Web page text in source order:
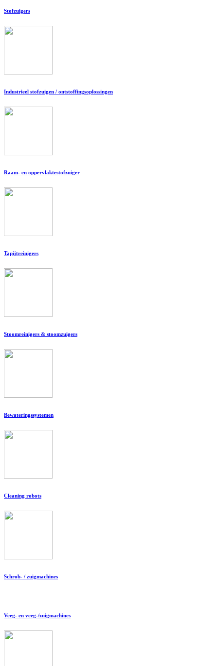
Stofzuigers
Industrieel stofzuigen / ontstoffingsoplossingen
Raam- en oppervlaktestofzuiger
Tapijtreinigers
Stoomreinigers & stoomzuigers
Bewateringssystemen
Cleaning robots
Schrob- / zuigmachines
Veeg- en veeg-/zuigmachines